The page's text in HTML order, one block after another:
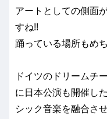
アートとしての側面
すね!!
踊っている場所もめ
ドイツのドリームチ
に日本公演も開催し
シック音楽を融合さ